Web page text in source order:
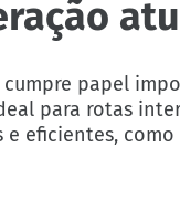
cumpre papel
para rotas
como